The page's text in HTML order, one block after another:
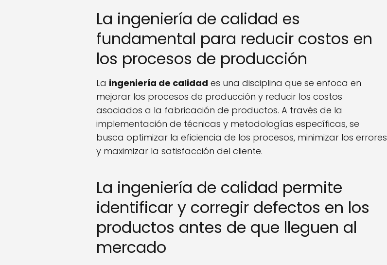
La ingeniería de calidad es
fundamental para reducir costos en
los procesos de producción
La ingeniería de calidad es una disciplina que se enfoca en
mejorar los procesos de producción y reducir los costos
asociados a la fabricación de productos. A través de la
implementación de técnicas y metodologías específicas, se
busca optimizar la eficiencia de los procesos, minimizar los errores
y maximizar la satisfacción del cliente.
La ingeniería de calidad permite
identificar y corregir defectos en los
productos antes de que lleguen al
mercado